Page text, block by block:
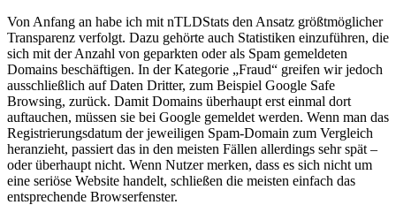
Von Anfang an habe ich mit nTLDStats den Ansatz größtmöglicher
Transparenz verfolgt. Dazu gehörte auch Statistiken einzuführen, die
sich mit der Anzahl von geparkten oder als Spam gemeldeten
Domains beschäftigen. In der Kategorie „Fraud“ greifen wir jedoch
ausschließlich auf Daten Dritter, zum Beispiel Google Safe
Browsing, zurück. Damit Domains überhaupt erst einmal dort
auftauchen, müssen sie bei Google gemeldet werden. Wenn man das
Registrierungsdatum der jeweiligen Spam-Domain zum Vergleich
heranzieht, passiert das in den meisten Fällen allerdings sehr spät –
oder überhaupt nicht. Wenn Nutzer merken, dass es sich nicht um
eine seriöse Website handelt, schließen die meisten einfach das
entsprechende Browserfenster.